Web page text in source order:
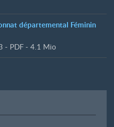
départemental Féminin
- PDF- 4.1 Mio